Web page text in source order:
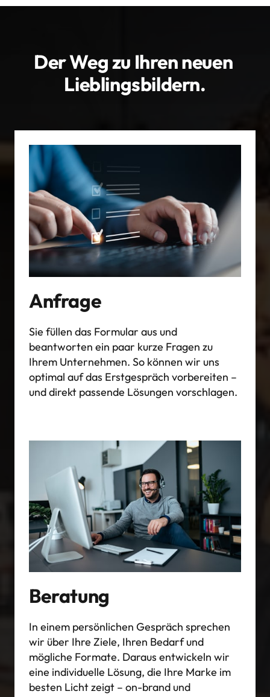
Der Weg zu Ihren neuen
Lieblingsbildern.
Anfrage
Sie füllen das Formular aus und
beantworten ein paar kurze Fragen zu
Ihrem Unternehmen. So können wir uns
optimal auf das Erstgespräch vorbereiten –
und direkt passende Lösungen vorschlagen.
Beratung
In einem persönlichen Gespräch sprechen
wir über Ihre Ziele, Ihren Bedarf und
mögliche Formate. Daraus entwickeln wir
eine individuelle Lösung, die Ihre Marke im
besten Licht zeigt – on-brand und